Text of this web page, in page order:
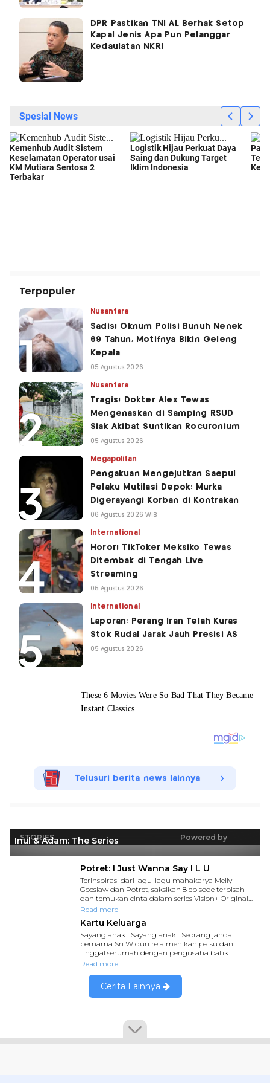
DPR Pastikan TNI AL Berhak Setop
Kapal Jenis Apa Pun Pelanggar
Kedaulatan NKRI
Terpopuler
Nusantara
Sadis! Oknum Polisi Bunuh Nenek
69 Tahun, Motifnya Bikin Geleng
Kepala
05 Agustus 2026
Nusantara
Tragis! Dokter Alex Tewas
Mengenaskan di Samping RSUD
Siak Akibat Suntikan Rocuronium
05 Agustus 2026
Megapolitan
Pengakuan Mengejutkan Saepul
Pelaku Mutilasi Depok: Murka
Digerayangi Korban di Kontrakan
06 Agustus 2026 WIB
International
Horor! TikToker Meksiko Tewas
Ditembak di Tengah Live
Streaming
05 Agustus 2026
International
Laporan: Perang Iran Telah Kuras
Stok Rudal Jarak Jauh Presisi AS
05 Agustus 2026
Telusuri berita news lainnya